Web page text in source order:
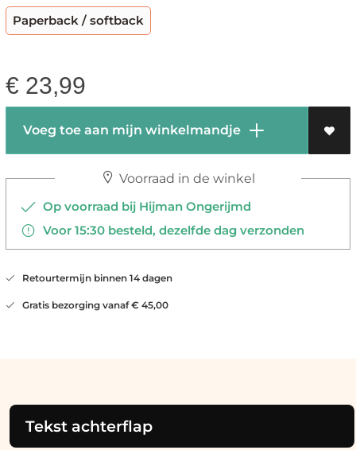
Paperback / softback
€ 23,99
Voeg toe aan mijn winkelmandje
Voorraad in de winkel
Op voorraad bij Hijman Ongerijmd
Voor 15:30 besteld, dezelfde dag verzonden
Retourtermijn binnen 14 dagen
Gratis bezorging vanaf € 45,00
Tekst achterflap